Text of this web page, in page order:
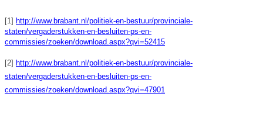
[1] http://www.brabant.nl/politiek-en-bestuur/provinciale-
staten/vergaderstukken-en-besluiten-ps-en-
commissies/zoeken/download.aspx?qvi=52415
[2] http://www.brabant.nl/politiek-en-bestuur/provinciale-
staten/vergaderstukken-en-besluiten-ps-en-
commissies/zoeken/download.aspx?qvi=47901